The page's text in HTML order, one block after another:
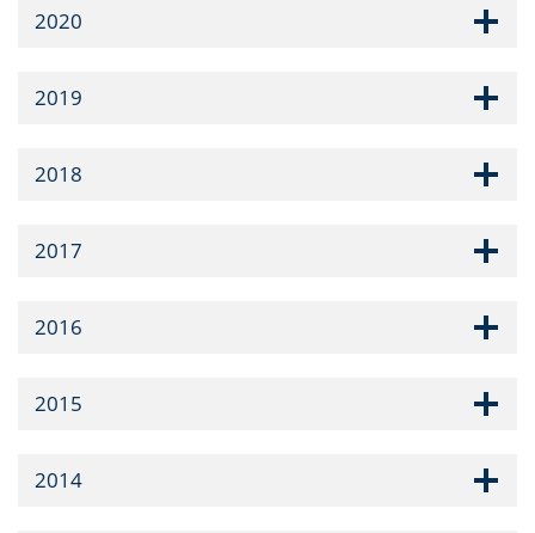
2020
2019
2018
2017
2016
2015
2014